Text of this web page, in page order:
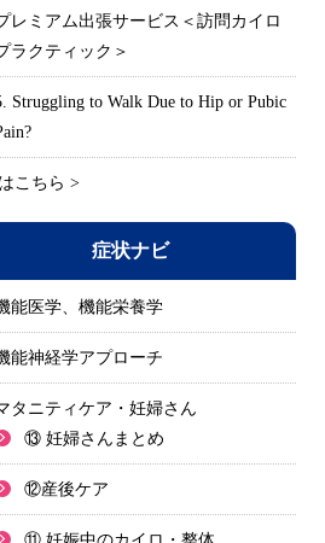
レミアム出張サービス＜訪問カイロ
ラクティック＞
Struggling to Walk Due to Hip or Pubic
こちら >
症状ナビ
能医学、機能栄養学
能神経学アプローチ
タニティケア・妊婦さん
⑬ 妊婦さんまとめ
⑫産後ケア